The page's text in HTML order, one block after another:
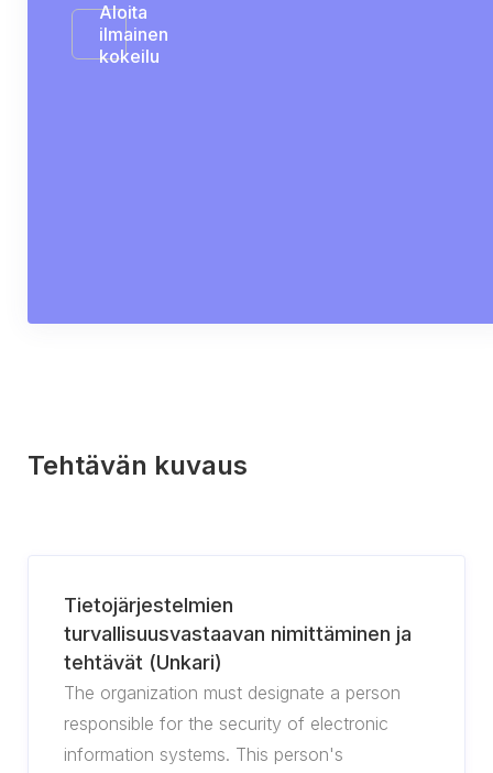
Aloita
ilmainen
kokeilu
Tehtävän kuvaus
Tietojärjestelmien
turvallisuusvastaavan nimittäminen ja
tehtävät (Unkari)
The organization must designate a person
responsible for the security of electronic
information systems. This person's